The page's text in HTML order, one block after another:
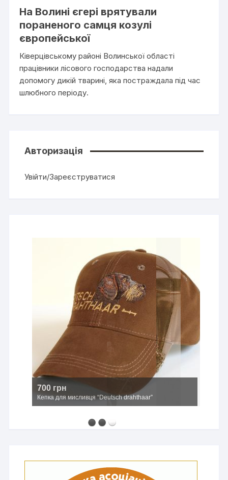
На Волині єгері врятували
пораненого самця козулі
європейської
Ківерцівському районі Волинської області
працівники лісового господарства надали
допомогу дикій тварині, яка постраждала під час
шлюбного періоду.
Авторизація
Увійти/Зареєструватися
700 грн
Кепка для мисливця “Deutsch drahthaar”